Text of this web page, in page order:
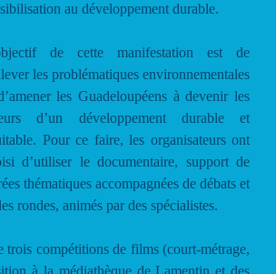
au développement durable.
de cette manifestation est de
les problématiques environnementales
les Guadeloupéens à devenir les
d’un développement durable et
Pour ce faire, les organisateurs ont
d’utiliser le documentaire, support de
thématiques accompagnées de débats et
rondes, animés par des spécialistes.
compétitions de films (court-métrage,
à la médiathèque de Lamentin et des